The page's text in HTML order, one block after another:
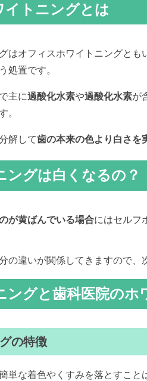
イトニングとは
はオフィスホワイトニングとも
処置です。
主に過酸化水素や過酸化水素が
。
解して歯の本来の色より白さを
ングは白くなるの？
が黄ばんでいる場合にはセルフ
の違いが関係してきますので、
ングと歯科医院のホ
の特徴
単な着色やくすみを落とすこと